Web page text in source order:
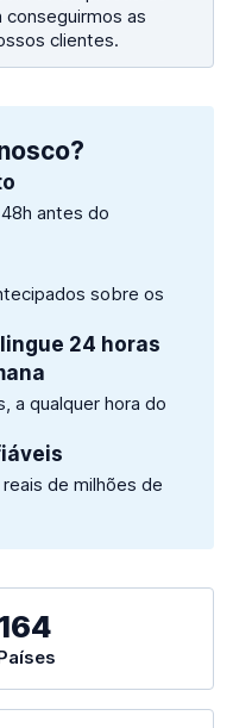
conseguirmos as
clientes.
antes do
sobre os
24 horas
a qualquer hora do
de milhões de